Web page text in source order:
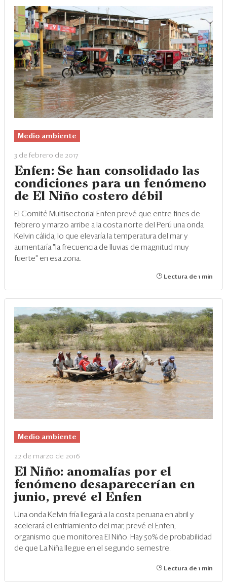
Medio ambiente
3 de febrero de 2017
Enfen: Se han consolidado las
condiciones para un fenómeno
de El Niño costero débil
El Comité Multisectorial Enfen prevé que entre fines de
febrero y marzo arribe a la costa norte del Perú una onda
Kelvin cálida, lo que elevaría la temperatura del mar y
aumentaría "la frecuencia de lluvias de magnitud muy
fuerte" en esa zona.
Lectura de 1 min
Medio ambiente
22 de marzo de 2016
El Niño: anomalías por el
fenómeno desaparecerían en
junio, prevé el Enfen
Una onda Kelvin fría llegará a la costa peruana en abril y
acelerará el enfriamiento del mar, prevé el Enfen,
organismo que monitorea El Niño. Hay 50% de probabilidad
de que La Niña llegue en el segundo semestre.
Lectura de 1 min